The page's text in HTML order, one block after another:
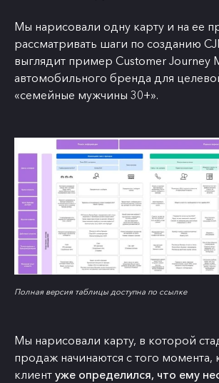
Мы нарисовали одну карту и на ее
рассматривать шаги по созданию
выглядит пример Customer Journey
автомобильного бренда для
«семейные мужчины 30+».
Полная версия таблицы доступна по ссылке
Мы нарисовали карту, в которой
продаж начинаются с того момента,
клиент уже определился, что ему